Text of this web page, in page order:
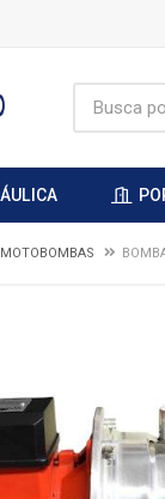
MOTOBOMBAS